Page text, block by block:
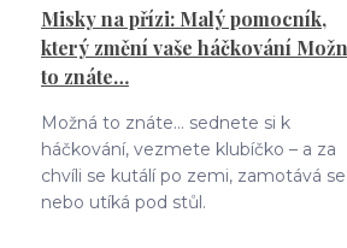
Misky na přízi: Malý pomocník,
který změní vaše háčkování
to znáte…
Možná to znáte… sednete si k
háčkování, vezmete klubíčko – a za
chvíli se kutálí po zemi, zamotává se
nebo utíká pod stůl.